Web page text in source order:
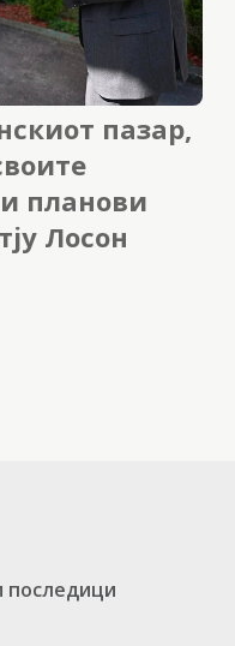
пазар,
планови
Лосон
последици